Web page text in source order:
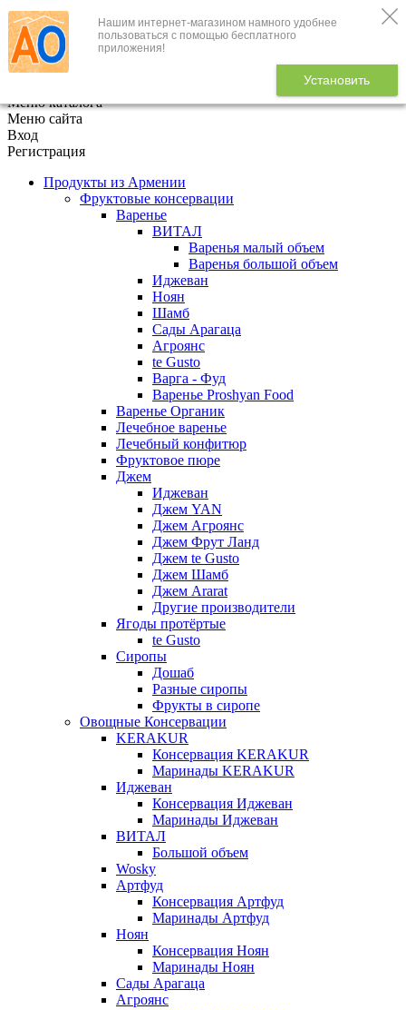
Нашим интернет-магазином намного удобнее
пользоваться с помощью бесплатного
приложения!
Установить
+7 (495) 646-888-1
В корзине
Меню каталога
Меню сайта
Вход
Регистрация
Продукты из Армении
Фруктовые консервации
Варенье
ВИТАЛ
Варенья малый объем
Варенья большой объем
Иджеван
Ноян
Шамб
Сады Арагаца
Агроянс
te Gusto
Варга - Фуд
Варенье Proshyan Food
Варенье Органик
Лечебное варенье
Лечебный конфитюр
Фруктовое пюре
Джем
Иджеван
Джем YAN
Джем Агроянс
Джем Фрут Ланд
Джем te Gusto
Джем Шамб
Джем Ararat
Другие производители
Ягоды протёртые
te Gusto
Сиропы
Дошаб
Разные сиропы
Фрукты в сиропе
Овощные Консервации
KERAKUR
Консервация KERAKUR
Маринады KERAKUR
Иджеван
Консервация Иджеван
Маринады Иджеван
ВИТАЛ
Большой объем
Wosky
Артфуд
Консервация Артфуд
Маринады Артфуд
Ноян
Консервация Ноян
Маринады Ноян
Сады Арагаца
Агроянс